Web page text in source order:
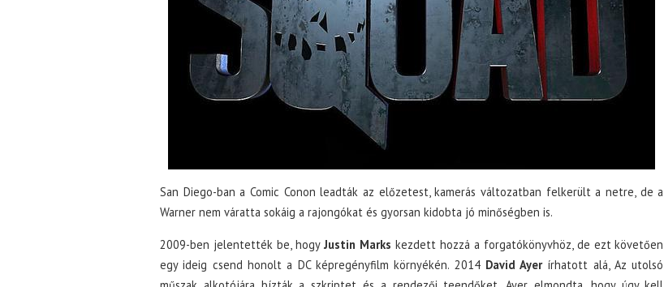
San Diego-ban a Comic Conon leadták az előzetest, kamerás változatban felkerült a netre, de a
Warner nem váratta sokáig a rajongókat és gyorsan kidobta jó minőségben is.
2009-ben jelentették be, hogyJustin Marks kezdett hozzá a forgatókönyvhöz, de ezt követően
egy ideig csend honolt a DC képregényfilm környékén. 2014 David Ayerírhatott alá, Az utolsó